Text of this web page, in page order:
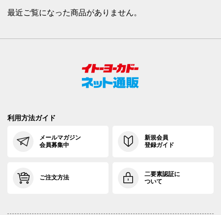
最近ご覧になった商品がありません。
利用方法ガイド
メールマガジン
会員募集中
新規会員
登録ガイド
ご注文方法
二要素認証に
ついて